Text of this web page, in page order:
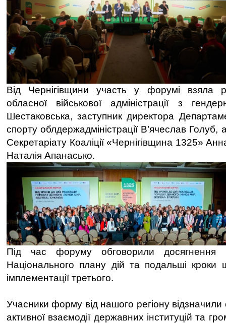
Від Чернігівщини участь у форумі взяла
обласної військової адміністрації з
Шестаковська, заступник директора
спорту облдержадміністрації В’ячеслав Голуб,
Секретаріату Коаліції «Чернігівщина 1325»
Наталія Апанасько.
Під час форуму обговорили досягнення
Національного плану дій та подальші
імплементації третього.
Учасники форму від нашого регіону відзначили
активної взаємодії державних інституцій та